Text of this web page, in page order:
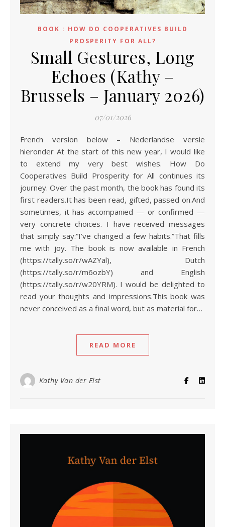
BOOK : HOW DO COOPERATIVES BUILD
PROSPERITY FOR ALL?
Small Gestures, Long
Echoes (Kathy –
Brussels – January 2026)
07/01/2026
French version below – Nederlandse versie
hieronder At the start of this new year, I would like
to extend my very best wishes. How Do
Cooperatives Build Prosperity for All continues its
journey. Over the past month, the book has found its
first readers.It has been read, gifted, passed on.And
sometimes, it has accompanied — or confirmed —
very concrete choices. I have received messages
that simply say:“I’ve changed a few habits.”That fills
me with joy. The book is now available in French
(https://tally.so/r/wAZYal), Dutch
(https://tally.so/r/m6ozbY) and English
(https://tally.so/r/w20YRM). I would be delighted to
read your thoughts and impressions.This book was
never conceived as a final word, but as material for…
READ MORE
Kathy Van der Elst